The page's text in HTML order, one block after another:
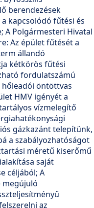
berendezések
kapcsolódó fűtési és
A Polgármesteri Hivatal
Az épület fűtését a
állandó
kétkörös fűtési
fordulatszámú
öntöttvas
HMV igényét a
vízmelegítő
gázkazánt telepítünk,
a szabályozhatóságot
méretű kiserőmű
saját
céljából; A
megújuló
az